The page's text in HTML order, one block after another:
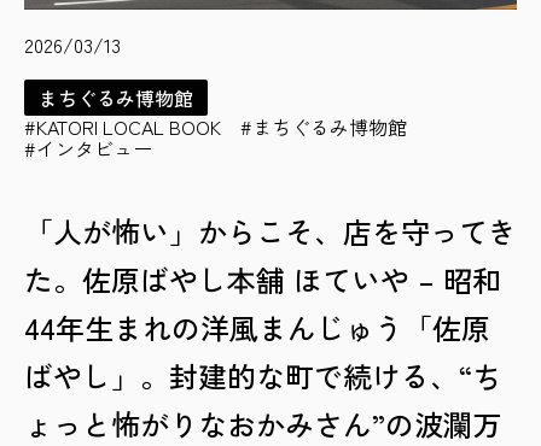
2026/03/13
まちぐるみ博物館
KATORI LOCAL BOOK
まちぐるみ博物館
インタビュー
「人が怖い」からこそ、店を守ってき
た。佐原ばやし本舗 ほていや – 昭和
44年生まれの洋風まんじゅう「佐原
ばやし」。封建的な町で続ける、“ち
ょっと怖がりなおかみさん”の波瀾万